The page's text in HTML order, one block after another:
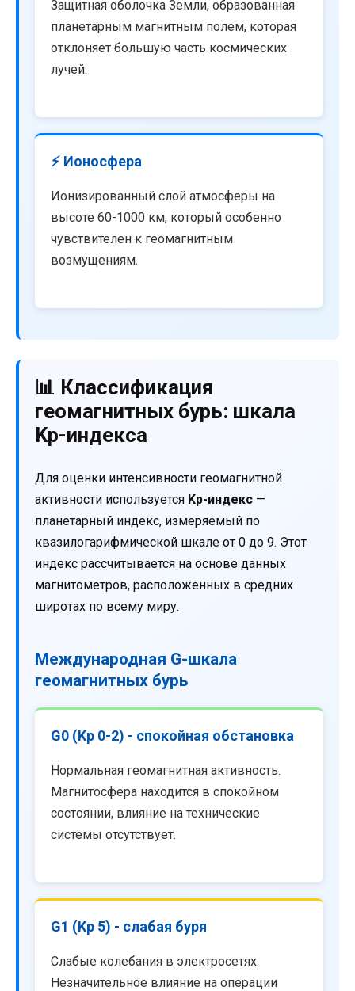
Защитная оболочка Земли, образованная
планетарным магнитным полем, которая
отклоняет большую часть космических
лучей.
⚡ Ионосфера
Ионизированный слой атмосферы на
высоте 60-1000 км, который особенно
чувствителен к геомагнитным
возмущениям.
📊 Классификация
геомагнитных бурь: шкала
Kp-индекса
Для оценки интенсивности геомагнитной
активности используется Kp-индекс —
планетарный индекс, измеряемый по
квазилогарифмической шкале от 0 до 9. Этот
индекс рассчитывается на основе данных
магнитометров, расположенных в средних
широтах по всему миру.
Международная G-шкала
геомагнитных бурь
G0 (Kp 0-2) - спокойная обстановка
Нормальная геомагнитная активность.
Магнитосфера находится в спокойном
состоянии, влияние на технические
системы отсутствует.
G1 (Kp 5) - слабая буря
Слабые колебания в электросетях.
Незначительное влияние на операции